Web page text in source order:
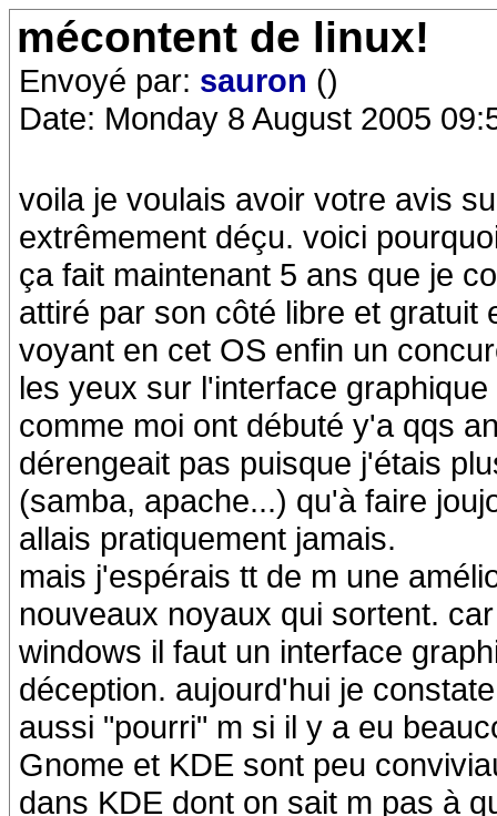
mécontent de linux!
Envoyé par: sauron ()
Date: Monday 8 August 2005
voila je voulais avoir votre avis
extrêmement déçu. voici
ça fait maintenant 5 ans que je
attiré par son côté libre et
voyant en cet OS enfin un
les yeux sur l'interface
comme moi ont débuté y'a qqs
dérengeait pas puisque j'étais
(samba, apache...) qu'à faire
allais pratiquement jamais.
mais j'espérais tt de m une
nouveaux noyaux qui sortent.
windows il faut un interface
déception. aujourd'hui je
aussi "pourri" m si il y a eu
Gnome et KDE sont peu
dans KDE dont on sait m pas à